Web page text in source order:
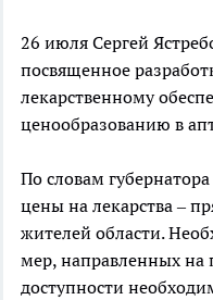
26 июля Сергей
посвященное
лекарственному
ценообразованию в
По словам
цены на лекарства –
жителей области.
мер, направленных
доступности